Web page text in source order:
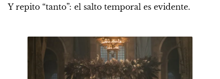
Y repito “tanto”: el salto temporal es evidente.